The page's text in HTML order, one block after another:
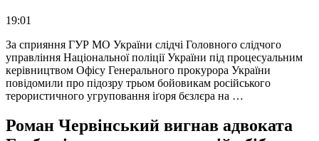
19:01
За сприяння ГУР МО України слідчі Головного слідчого
управління Національної поліції України під процесуальним
керівництвом Офісу Генерального прокурора України
повідомили про підозру трьом бойовикам російського
терористичного угруповання іґоря бєзлєра на …
Роман Червінський вигнав адвоката